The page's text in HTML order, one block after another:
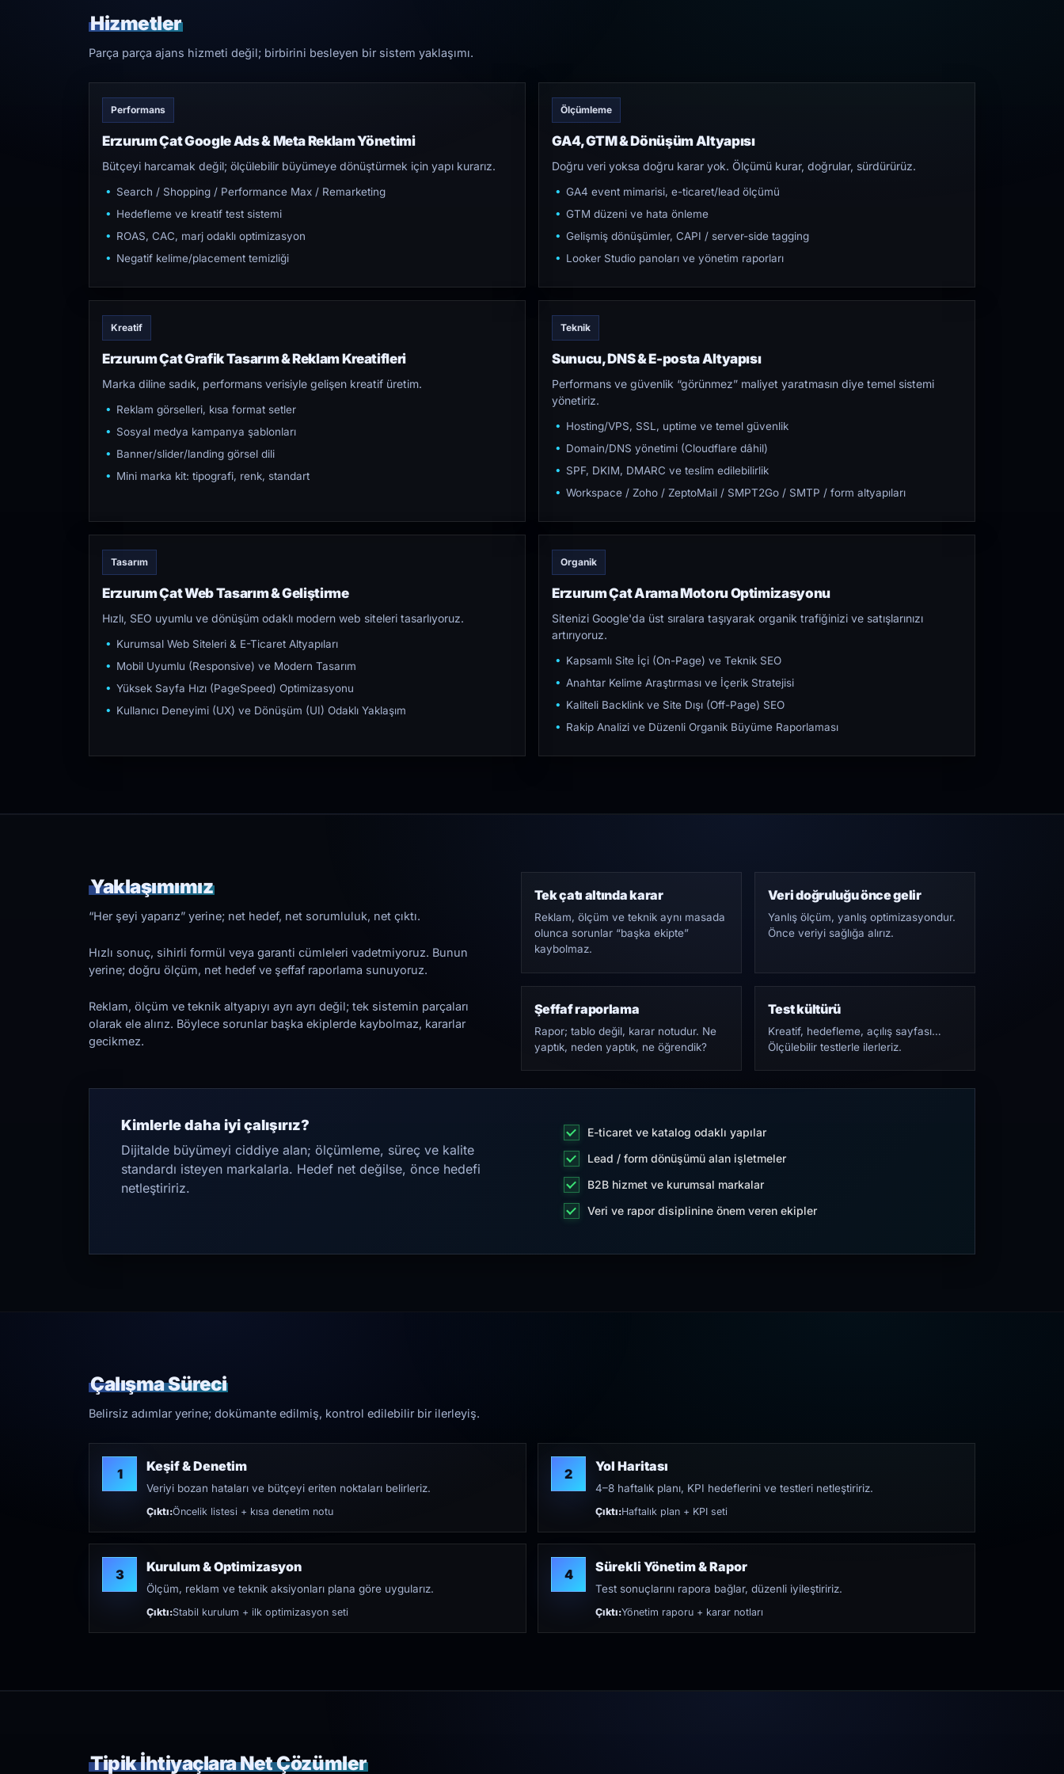
Hizmetler
Parça parça ajans hizmeti değil; birbirini besleyen bir sistem yaklaşımı.
Performans
Erzurum Çat Google Ads & Meta Reklam Yönetimi
Bütçeyi harcamak değil; ölçülebilir büyümeye dönüştürmek için yapı kurarız.
Search / Shopping / Performance Max / Remarketing
Hedefleme ve kreatif test sistemi
ROAS, CAC, marj odaklı optimizasyon
Negatif kelime/placement temizliği
Ölçümleme
GA4, GTM & Dönüşüm Altyapısı
Doğru veri yoksa doğru karar yok. Ölçümü kurar, doğrular, sürdürürüz.
GA4 event mimarisi, e-ticaret/lead ölçümü
GTM düzeni ve hata önleme
Gelişmiş dönüşümler, CAPI / server-side tagging
Looker Studio panoları ve yönetim raporları
Kreatif
Erzurum Çat Grafik Tasarım & Reklam Kreatifleri
Marka diline sadık, performans verisiyle gelişen kreatif üretim.
Reklam görselleri, kısa format setler
Sosyal medya kampanya şablonları
Banner/slider/landing görsel dili
Mini marka kit: tipografi, renk, standart
Teknik
Sunucu, DNS & E-posta Altyapısı
Performans ve güvenlik “görünmez” maliyet yaratmasın diye temel sistemi
yönetiriz.
Hosting/VPS, SSL, uptime ve temel güvenlik
Domain/DNS yönetimi (Cloudflare dâhil)
SPF, DKIM, DMARC ve teslim edilebilirlik
Workspace / Zoho / ZeptoMail / SMPT2Go / SMTP / form altyapıları
Tasarım
Erzurum Çat Web Tasarım & Geliştirme
Hızlı, SEO uyumlu ve dönüşüm odaklı modern web siteleri tasarlıyoruz.
Kurumsal Web Siteleri & E-Ticaret Altyapıları
Mobil Uyumlu (Responsive) ve Modern Tasarım
Yüksek Sayfa Hızı (PageSpeed) Optimizasyonu
Kullanıcı Deneyimi (UX) ve Dönüşüm (UI) Odaklı Yaklaşım
Organik
Erzurum Çat Arama Motoru Optimizasyonu
Sitenizi Google'da üst sıralara taşıyarak organik trafiğinizi ve satışlarınızı
artırıyoruz.
Kapsamlı Site İçi (On-Page) ve Teknik SEO
Anahtar Kelime Araştırması ve İçerik Stratejisi
Kaliteli Backlink ve Site Dışı (Off-Page) SEO
Rakip Analizi ve Düzenli Organik Büyüme Raporlaması
Yaklaşımımız
“Her şeyi yaparız” yerine; net hedef, net sorumluluk, net çıktı.
Hızlı sonuç, sihirli formül veya garanti cümleleri vadetmiyoruz. Bunun
yerine; doğru ölçüm, net hedef ve şeffaf raporlama sunuyoruz.
Reklam, ölçüm ve teknik altyapıyı ayrı ayrı değil; tek sistemin parçaları
olarak ele alırız. Böylece sorunlar başka ekiplerde kaybolmaz, kararlar
gecikmez.
Tek çatı altında karar
Reklam, ölçüm ve teknik aynı masada
olunca sorunlar “başka ekipte”
kaybolmaz.
Veri doğruluğu önce gelir
Yanlış ölçüm, yanlış optimizasyondur.
Önce veriyi sağlığa alırız.
Şeffaf raporlama
Rapor; tablo değil, karar notudur. Ne
yaptık, neden yaptık, ne öğrendik?
Test kültürü
Kreatif, hedefleme, açılış sayfası…
Ölçülebilir testlerle ilerleriz.
Kimlerle daha iyi çalışırız?
Dijitalde büyümeyi ciddiye alan; ölçümleme, süreç ve kalite
standardı isteyen markalarla. Hedef net değilse, önce hedefi
netleştiririz.
E-ticaret ve katalog odaklı yapılar
Lead / form dönüşümü alan işletmeler
B2B hizmet ve kurumsal markalar
Veri ve rapor disiplinine önem veren ekipler
Çalışma Süreci
Belirsiz adımlar yerine; dokümante edilmiş, kontrol edilebilir bir ilerleyiş.
1 Keşif & Denetim
Veriyi bozan hataları ve bütçeyi eriten noktaları belirleriz.
Çıktı:Öncelik listesi + kısa denetim notu
2 Yol Haritası
4–8 haftalık planı, KPI hedeflerini ve testleri netleştiririz.
Çıktı:Haftalık plan + KPI seti
3 Kurulum & Optimizasyon
Ölçüm, reklam ve teknik aksiyonları plana göre uygularız.
Çıktı:Stabil kurulum + ilk optimizasyon seti
4 Sürekli Yönetim & Rapor
Test sonuçlarını rapora bağlar, düzenli iyileştiririz.
Çıktı:Yönetim raporu + karar notları
Tipik İhtiyaçlara Net Çözümler